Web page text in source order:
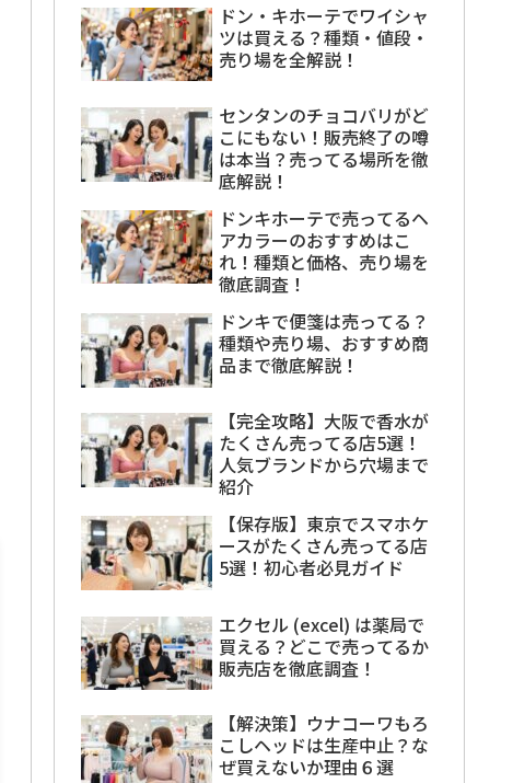
ドン・キホーテでワイシャ
ツは買える？種類・値段・
売り場を全解説！
センタンのチョコバリがど
こにもない！販売終了の噂
は本当？売ってる場所を徹
底解説！
ドンキホーテで売ってるヘ
アカラーのおすすめはこ
れ！種類と価格、売り場を
徹底調査！
ドンキで便箋は売ってる？
種類や売り場、おすすめ商
品まで徹底解説！
【完全攻略】大阪で香水が
たくさん売ってる店5選！
人気ブランドから穴場まで
紹介
【保存版】東京でスマホケ
ースがたくさん売ってる店
5選！初心者必見ガイド
エクセル (excel) は薬局で
買える？どこで売ってるか
販売店を徹底調査！
【解決策】ウナコーワもろ
こしヘッドは生産中止？な
ぜ買えないか理由６選